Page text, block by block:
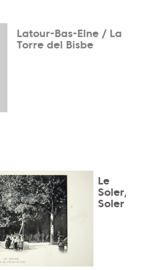
Latour-Bas-Elne / La
Torre del Bisbe
Le
Soler/El
Soler